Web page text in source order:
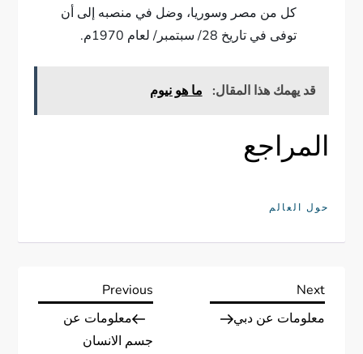
كل من مصر وسوريا، وضل في منصبه إلى أن
توفى في تاريخ 28/ سبتمبر/ لعام 1970م.
قد يهمك هذا المقال: ما هو نيوم
المراجع
حول العالم
ت
ص
Previous
Post
Previous
معلومات عن
جسم الانسان
Next
Post
Next
معلومات عن دبي